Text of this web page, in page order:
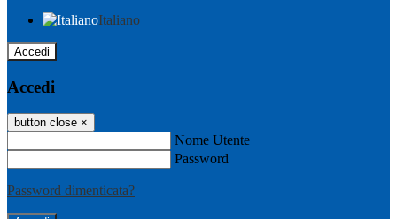
Italiano
Accedi
Accedi
button close ×
Nome Utente
Password
Password dimenticata?